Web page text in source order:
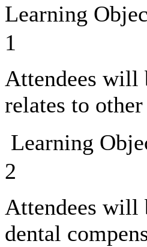
Learning
1
Attendees will
relates to
Learning
2
Attendees will
dental